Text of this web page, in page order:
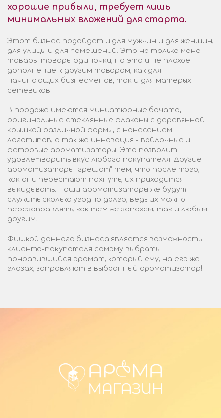
хорошие прибыли, требует лишь
минимальных вложений для старта.
Этот бизнес подойдет и для мужчин и для женщин,
для улицы и для помещений. Это не только моно
товары-товары одиночки, но это и не плохое
дополнение к другим товарам, как для
начинающих бизнесменов, так и для матерых
сетевиков.
В продаже имеются миниатюрные бочата,
оригинальные стеклянные флаконы с деревянной
крышкой различной формы, с нанесением
логотипов, а так же инновация - войлочные и
фетровые ароматизаторы. Это позволит
удовлетворить вкус любого покупателя! Другие
ароматизаторы "грешат" тем, что после того,
как они перестают пахнуть, их приходится
выкидывать. Наши ароматизаторы же будут
служить сколько угодно долго, ведь их можно
перезаправлять, как тем же запахом, так и любым
другим.
Фишкой данного бизнеса является возможность
клиента-покупателя самому выбрать
понравившийся аромат, который ему, на его же
глазах, заправляют в выбранный ароматизатор!